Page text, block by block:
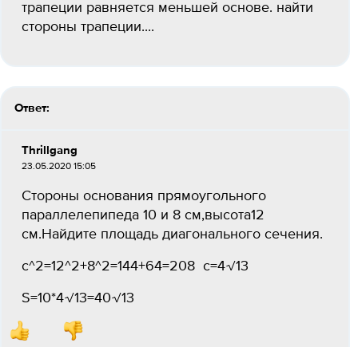
трапеции равняется меньшей основе. найти
стороны трапеции....
Ответ:
Thrillgang
23.05.2020 15:05
Стороны основания прямоугольного
параллелепипеда 10 и 8 см,высота12
см.Найдите площадь диагонального сечения.
с^2=12^2+8^2=144+64=208 c=4√13
S=10*4√13=40√13